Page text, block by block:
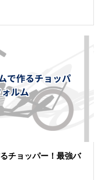
チョッパー！最強バ